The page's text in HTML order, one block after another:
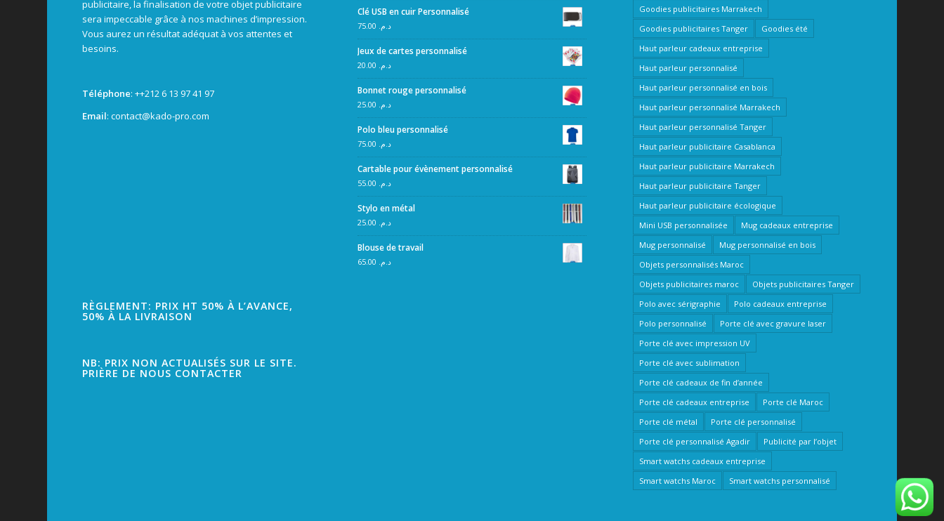
publicitaire, la finalisation de votre objet publicitaire
sera impeccable grâce à nos machines d’impression.
Vous aurez un résultat adéquat à vos attentes et
besoins.
Téléphone: ++212 6 13 97 41 97
Email: contact@kado-pro.com
RÈGLEMENT: PRIX HT 50% À L’AVANCE,
50% À LA LIVRAISON
NB: PRIX NON ACTUALISÉS SUR LE SITE.
PRIÈRE DE NOUS CONTACTER
Clé USB en cuir Personnalisé
د.م.
Jeux de cartes personnalisé
د.م.
Bonnet rouge personnalisé
د.م.
Polo bleu personnalisé
د.م.
Cartable pour évènement personnalisé
د.م.
Stylo en métal
د.م.
Blouse de travail
د.م.
Goodies publicitaires Marrakech
Goodies publicitaires Tanger
Goodies été
Haut parleur cadeaux entreprise
Haut parleur personnalisé
Haut parleur personnalisé en bois
Haut parleur personnalisé Marrakech
Haut parleur personnalisé Tanger
Haut parleur publicitaire Casablanca
Haut parleur publicitaire Marrakech
Haut parleur publicitaire Tanger
Haut parleur publicitaire écologique
Mini USB personnalisée
Mug cadeaux entreprise
Mug personnalisé
Mug personnalisé en bois
Objets personnalisés Maroc
Objets publicitaires maroc
Objets publicitaires Tanger
Polo avec sérigraphie
Polo cadeaux entreprise
Polo personnalisé
Porte clé avec gravure laser
Porte clé avec impression UV
Porte clé avec sublimation
Porte clé cadeaux de fin d’année
Porte clé cadeaux entreprise
Porte clé Maroc
Porte clé métal
Porte clé personnalisé
Porte clé personnalisé Agadir
Publicité par l’objet
Smart watchs cadeaux entreprise
Smart watchs Maroc
Smart watchs personnalisé